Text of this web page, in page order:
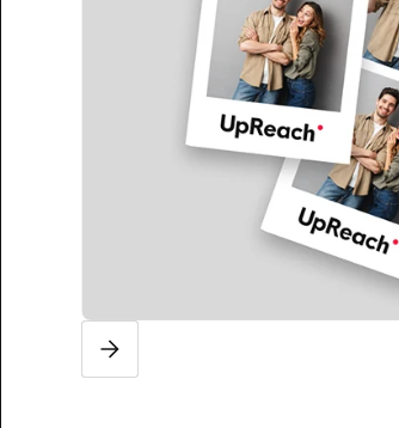
Slide 2 of 3.